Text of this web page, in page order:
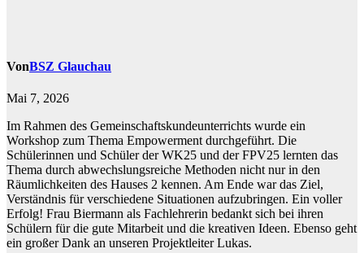
VonBSZ Glauchau
Mai 7, 2026
Im Rahmen des Gemeinschaftskundeunterrichts wurde ein
Workshop zum Thema Empowerment durchgeführt. Die
Schülerinnen und Schüler der WK25 und der FPV25 lernten das
Thema durch abwechslungsreiche Methoden nicht nur in den
Räumlichkeiten des Hauses 2 kennen. Am Ende war das Ziel,
Verständnis für verschiedene Situationen aufzubringen. Ein voller
Erfolg! Frau Biermann als Fachlehrerin bedankt sich bei ihren
Schülern für die gute Mitarbeit und die kreativen Ideen. Ebenso geht
ein großer Dank an unseren Projektleiter Lukas.